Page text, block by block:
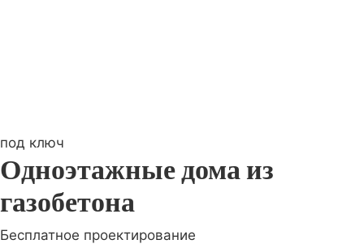
под ключ
Одноэтажные дома из
газобетона
Бесплатное проектирование